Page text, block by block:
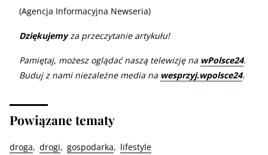
(Agencja Informacyjna Newseria)
Dziękujemyza przeczytanie artykułu!
Pamiętaj, możesz oglądać naszą telewizję na wPolsce24.
Buduj z nami niezależne media na wesprzyj.wpolsce24.
Powiązane tematy
droga drogi gospodarka lifestyle